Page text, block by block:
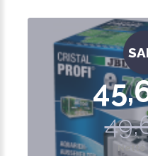
Nettó